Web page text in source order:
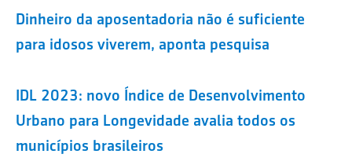
Dinheiro da aposentadoria não é suficiente
para idosos viverem, aponta pesquisa
IDL 2023: novo Índice de Desenvolvimento
Urbano para Longevidade avalia todos os
municípios brasileiros